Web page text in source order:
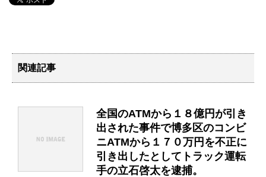
関連記事
全国のATMから１８億円が引き
出された事件で博多区のコンビ
ニATMから１７０万円を不正に
引き出したとしてトラック運転
手の立石啓太を逮捕。